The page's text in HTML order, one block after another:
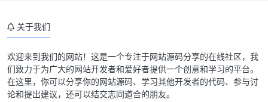
关于我们
欢迎来到我们的网站！这是一个专注于网站源码分享的在线社区，我
们致力于为广大的网站开发者和爱好者提供一个创意和学习的平台。
在这里，你可以分享你的网站源码、学习其他开发者的代码、参与讨
论和提出建议，还可以结交志同道合的朋友。